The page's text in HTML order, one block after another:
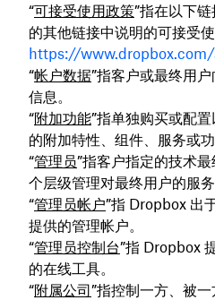
“可接受使用政策”指在以下
的其他链接中说明的可接受使
https://
“帐户数据”指客户或最终用
信息。
“附加功能”指单独购买或配
的附加特性、组件、服务或功
“管理员”指客户指定的技术
个层级管理对最终用户的服务
“管理员帐户”指 Dropbox 出
提供的管理帐户。
“管理员控制台”指 Dropbox
的在线工具。
“附属公司”指控制一方、被